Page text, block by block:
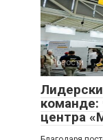
Новости
команде:
центра